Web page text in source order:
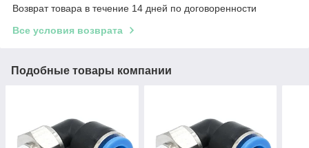
Возврат товара в течение 14 дней по договоренности
Все условия возврата
Подобные товары компании